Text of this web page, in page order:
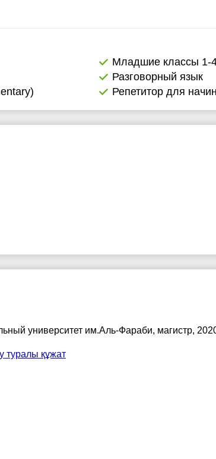
Младшие классы 1-
Разговорный язык
Репетитор для
университет им.Аль-Фараби, магистр,
туралы құжат